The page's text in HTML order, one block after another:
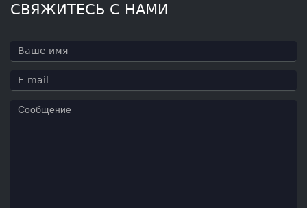
СВЯЖИТЕСЬ С НАМИ